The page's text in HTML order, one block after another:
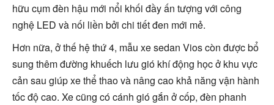
hữu cụm đèn hậu mới nổi khối đầy ấn tượng với công
nghệ LED và nối liền bởi chi tiết đen mới mẻ.
Hơn nữa, ở thế hệ thứ 4, mẫu xe sedan Vios còn được bổ
sung thêm đường khuếch lưu gió khí động học ở khu vực
cản sau giúp xe thể thao và nâng cao khả năng vận hành
tốc độ cao. Xe cũng có cánh gió gắn ở cốp, đèn phanh